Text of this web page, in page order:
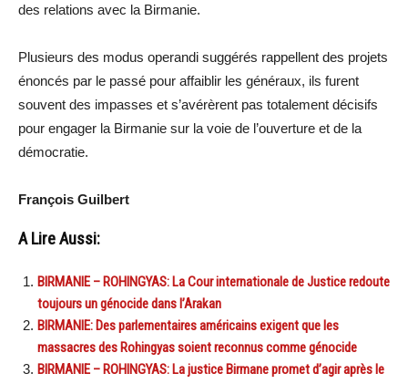
des relations avec la Birmanie.
Plusieurs des modus operandi suggérés rappellent des projets
énoncés par le passé pour affaiblir les généraux, ils furent
souvent des impasses et s’avérèrent pas totalement décisifs
pour engager la Birmanie sur la voie de l’ouverture et de la
démocratie.
François Guilbert
A Lire Aussi:
BIRMANIE – ROHINGYAS: La Cour internationale de Justice redoute
toujours un génocide dans l’Arakan
BIRMANIE: Des parlementaires américains exigent que les
massacres des Rohingyas soient reconnus comme génocide
BIRMANIE – ROHINGYAS: La justice Birmane promet d’agir après le